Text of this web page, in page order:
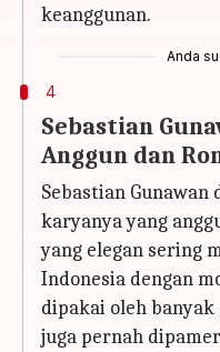
keanggunan.
Anda
4
Sebastian
Anggun dan
Sebastian
karyanya yang
yang elegan sering
Indonesia dengan
dipakai oleh
juga pernah